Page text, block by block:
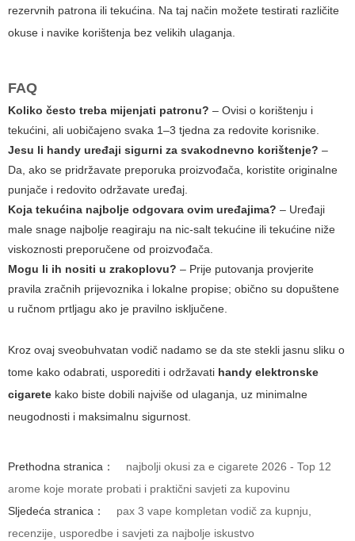
rezervnih patrona ili tekućina. Na taj način možete testirati različite
okuse i navike korištenja bez velikih ulaganja.
FAQ
Koliko često treba mijenjati patronu? – Ovisi o korištenju i
tekućini, ali uobičajeno svaka 1–3 tjedna za redovite korisnike.
Jesu li handy uređaji sigurni za svakodnevno korištenje? –
Da, ako se pridržavate preporuka proizvođača, koristite originalne
punjače i redovito održavate uređaj.
Koja tekućina najbolje odgovara ovim uređajima? – Uređaji
male snage najbolje reagiraju na nic-salt tekućine ili tekućine niže
viskoznosti preporučene od proizvođača.
Mogu li ih nositi u zrakoplovu? – Prije putovanja provjerite
pravila zračnih prijevoznika i lokalne propise; obično su dopuštene
u ručnom prtljagu ako je pravilno isključene.
Kroz ovaj sveobuhvatan vodič nadamo se da ste stekli jasnu sliku o
tome kako odabrati, usporediti i održavati handy elektronske
cigarete kako biste dobili najviše od ulaganja, uz minimalne
neugodnosti i maksimalnu sigurnost.
Prethodna stranica：
najbolji okusi za e cigarete 2026 - Top 12
arome koje morate probati i praktični savjeti za kupovinu
Sljedeća stranica：
pax 3 vape kompletan vodič za kupnju,
recenzije, usporedbe i savjeti za najbolje iskustvo